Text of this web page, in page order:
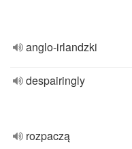
anglo-irlandzki
despairingly
rozpaczą